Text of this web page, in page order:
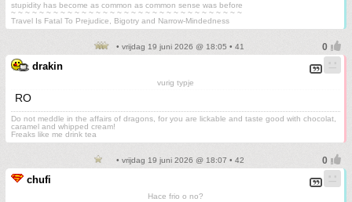
stupidity has become as common as common sense was before
~ ~ ~ ~ ~ ~ ~ ~ ~ ~ ~ ~ ~ ~ ~ ~ ~ ~ ~ ~ ~ ~ ~ ~ ~ ~ ~ ~ ~ ~ ~ ~ ~
Travel Is Fatal To Prejudice, Bigotry and Narrow-Mindedness
• vrijdag 19 juni 2026 @ 18:05 • 41
drakin
vurig typje
RO
Do not meddle in the affairs of dragons, for you are lickable and taste good with chocolat,
caramel and whipped cream!
Freaks like me drink tea
• vrijdag 19 juni 2026 @ 18:07 • 42
chufi
Hace frio o no?